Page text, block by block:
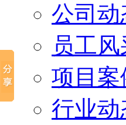
公司动
员工风
项目案
行业动